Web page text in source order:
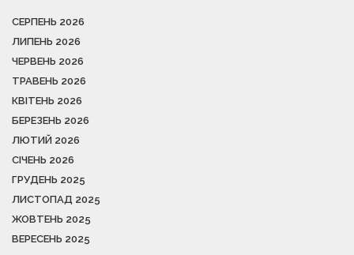
СЕРПЕНЬ 2026
ЛИПЕНЬ 2026
ЧЕРВЕНЬ 2026
ТРАВЕНЬ 2026
КВІТЕНЬ 2026
БЕРЕЗЕНЬ 2026
ЛЮТИЙ 2026
СІЧЕНЬ 2026
ГРУДЕНЬ 2025
ЛИСТОПАД 2025
ЖОВТЕНЬ 2025
ВЕРЕСЕНЬ 2025